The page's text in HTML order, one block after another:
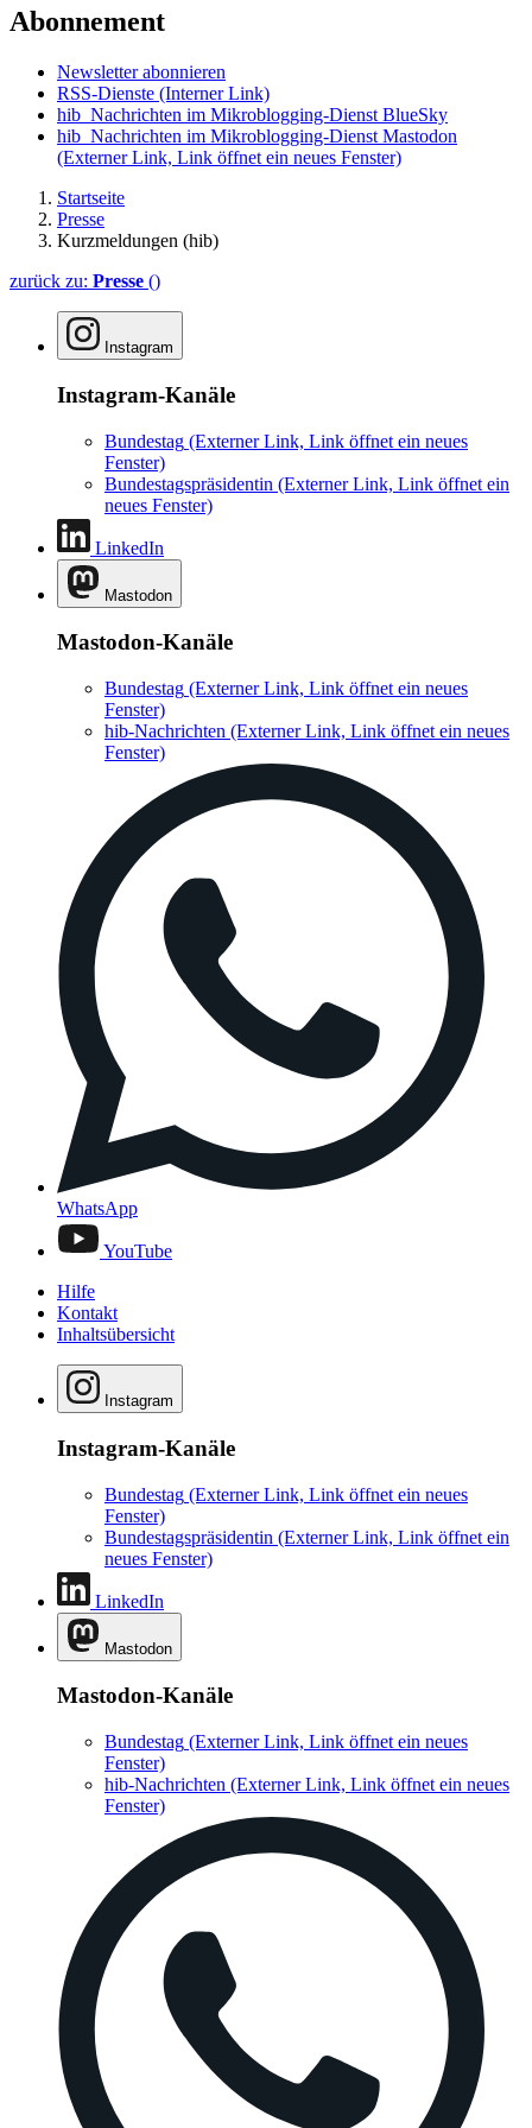
Abonnement
Newsletter abonnieren
RSS-Dienste (Interner Link)
hib_Nachrichten im Mikroblogging-Dienst BlueSky
hib_Nachrichten im Mikroblogging-Dienst Mastodon
(Externer Link, Link öffnet ein neues Fenster)
Startseite
Presse
Kurzmeldungen (hib)
zurück zu: Presse ()
Instagram
Instagram-Kanäle
Bundestag (Externer Link, Link öffnet ein neues
Fenster)
Bundestagspräsidentin (Externer Link, Link öffnet ein
neues Fenster)
LinkedIn
Mastodon
Mastodon-Kanäle
Bundestag (Externer Link, Link öffnet ein neues
Fenster)
hib-Nachrichten (Externer Link, Link öffnet ein neues
Fenster)
WhatsApp
YouTube
Hilfe
Kontakt
Inhaltsübersicht
Instagram
Instagram-Kanäle
Bundestag (Externer Link, Link öffnet ein neues
Fenster)
Bundestagspräsidentin (Externer Link, Link öffnet ein
neues Fenster)
LinkedIn
Mastodon
Mastodon-Kanäle
Bundestag (Externer Link, Link öffnet ein neues
Fenster)
hib-Nachrichten (Externer Link, Link öffnet ein neues
Fenster)